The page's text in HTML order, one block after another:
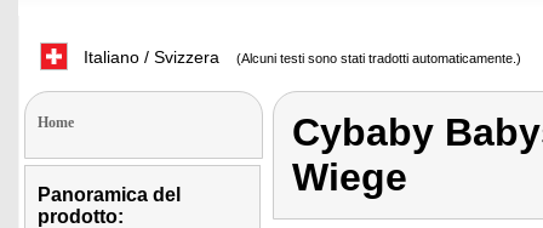
Italiano / Svizzera (Alcuni testi sono stati tradotti automaticamente.)
Home
Panoramica del
prodotto:
Cybaby
Wiege